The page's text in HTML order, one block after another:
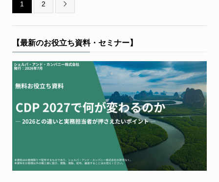
1 2 
【最新のお役立ち資料・セミナー】